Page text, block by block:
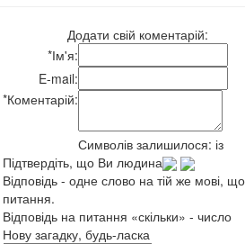
Додати свій коментарій:
*Ім'я:
E-mail:
*Коментарій:
Символів залишилося: із
Підтвердіть, що Ви людина
Відповідь - одне слово на тій же мові,
питання.
Відповідь на питання «скільки» - число
Нову загадку, будь-ласка